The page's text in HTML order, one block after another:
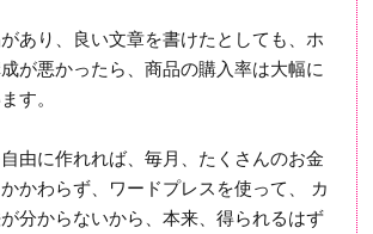
あり、良い文章を書けたとしても、ホ
が悪かったら、商品の購入率は大幅に
す。
由に作れれば、毎月、たくさんのお金
かわらず、ワードプレスを使って、 カ
分からないから、本来、得られるはず